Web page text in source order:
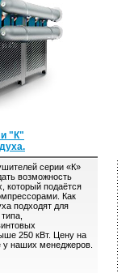
"К"
серии «К»
возможность
который подаётся
Как
подходят для
250 кВт. Цену на
у наших менеджеров.